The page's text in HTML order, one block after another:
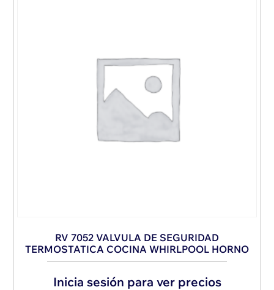
RV 7052 VALVULA DE SEGURIDAD
TERMOSTATICA COCINA WHIRLPOOL HORNO
Inicia sesión para ver precios